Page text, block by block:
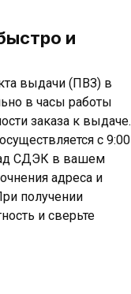
и
выдачи (ПВЗ) в
в часы работы
заказа к выдаче.
с 9:00
СДЭК в вашем
адреса и
получении
и сверьте